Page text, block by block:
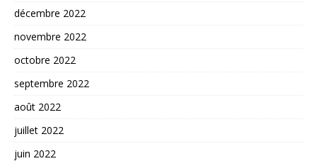
décembre 2022
novembre 2022
octobre 2022
septembre 2022
août 2022
juillet 2022
juin 2022